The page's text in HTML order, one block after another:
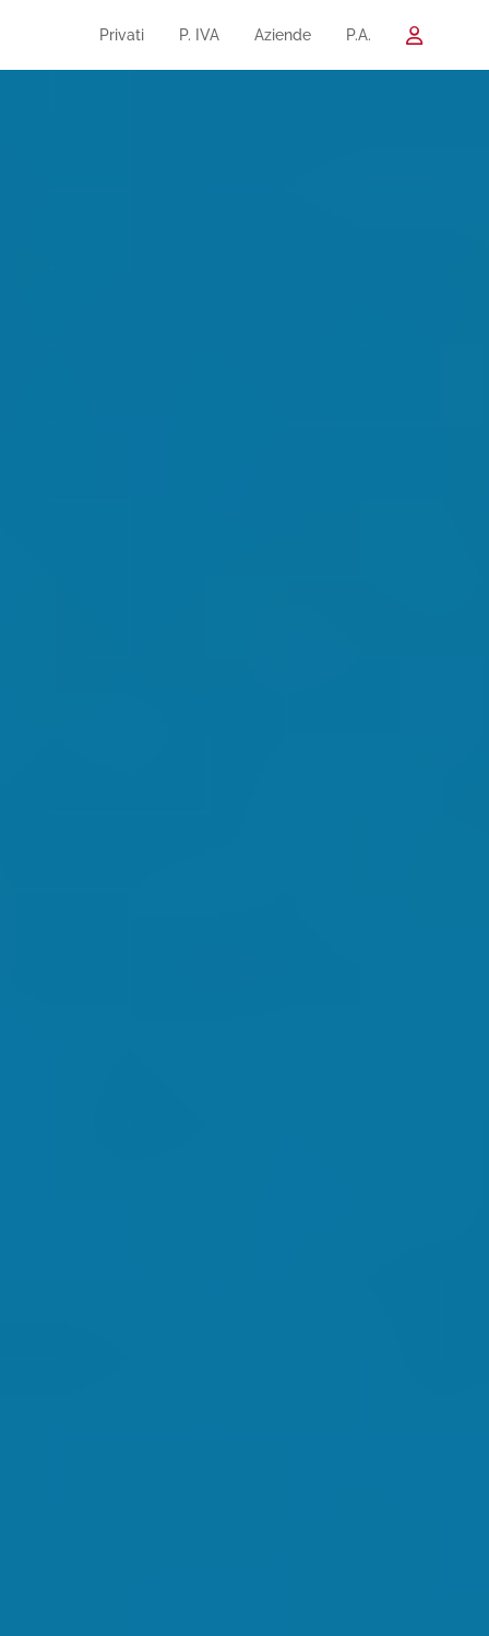
Privati P. IVA Aziende P.A.